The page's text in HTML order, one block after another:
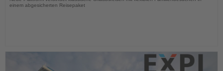
einem abgesicherten Reisepaket